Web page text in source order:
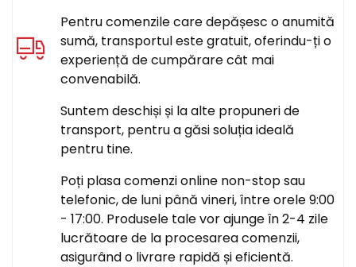
Pentru comenzile care depășesc o anumită
sumă, transportul este gratuit, oferindu-ți o
experiență de cumpărare cât mai
convenabilă.
Suntem deschiși și la alte propuneri de
transport, pentru a găsi soluția ideală
pentru tine.
Poți plasa comenzi online non-stop sau
telefonic, de luni până vineri, între orele 9:00
- 17:00. Produsele tale vor ajunge în 2-4 zile
lucrătoare de la procesarea comenzii,
asigurând o livrare rapidă și eficientă.